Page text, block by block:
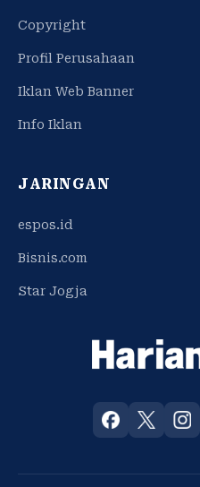
Copyright
Profil Perusahaan
Iklan Web Banner
Info Iklan
JARINGAN
espos.id
Bisnis.com
Star Jogja